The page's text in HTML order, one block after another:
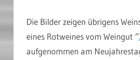
Die Bilder zeigen übrigens
eines Rotweines vom Weingut “
aufgenommen am